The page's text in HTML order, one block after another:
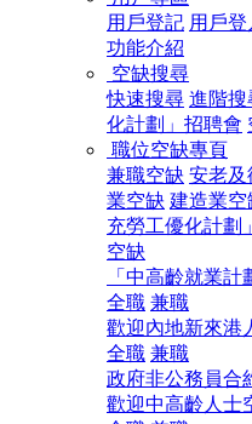
用戶登記 用戶登
功能介紹
空缺搜尋
快速搜尋 進階搜
化計劃」招聘會
職位空缺專頁
兼職空缺 安老及
業空缺 建造業空
充勞工優化計劃
空缺
「中高齡就業計
全職 兼職
歡迎內地新來港
全職 兼職
政府非公務員合
歡迎中高齡人士